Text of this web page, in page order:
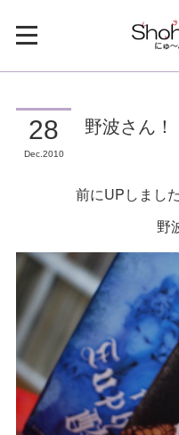
28
Dec 2010
野波さん！
前にUPしまし
野